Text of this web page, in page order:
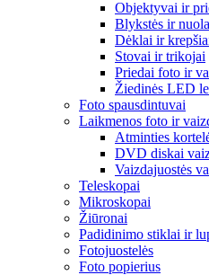
Objektyvai ir
Blykstės ir
Dėklai ir
Stovai ir trikojai
Priedai foto ir
Žiedinės LED
Foto spausdintuvai
Laikmenos foto ir
Atminties
DVD diskai
Vaizdajuostės
Teleskopai
Mikroskopai
Žiūronai
Padidinimo stiklai ir
Fotojuostelės
Foto popierius